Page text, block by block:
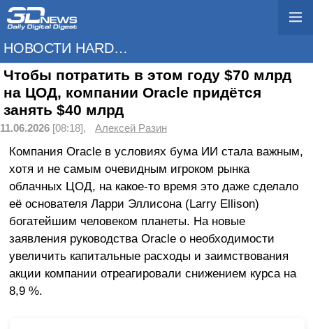
НОВОСТИ HARDWARE
Чтобы потратить в этом году $70 млрд
на ЦОД, компании Oracle придётся
занять $40 млрд
11.06.2026 [08:18], Алексей Разин
Компания Oracle в условиях бума ИИ стала важным,
хотя и не самым очевидным игроком рынка
облачных ЦОД, на какое-то время это даже сделало
её основателя Ларри Эллисона (Larry Ellison)
богатейшим человеком планеты. На новые
заявления руководства Oracle о необходимости
увеличить капитальные расходы и заимствования
акции компании отреагировали снижением курса на
8,9 %.